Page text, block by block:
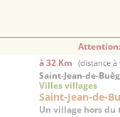
à 32 Km (distance
Saint-Jean-de-
Villes villages
Saint-Jean-de-
Un village hors du